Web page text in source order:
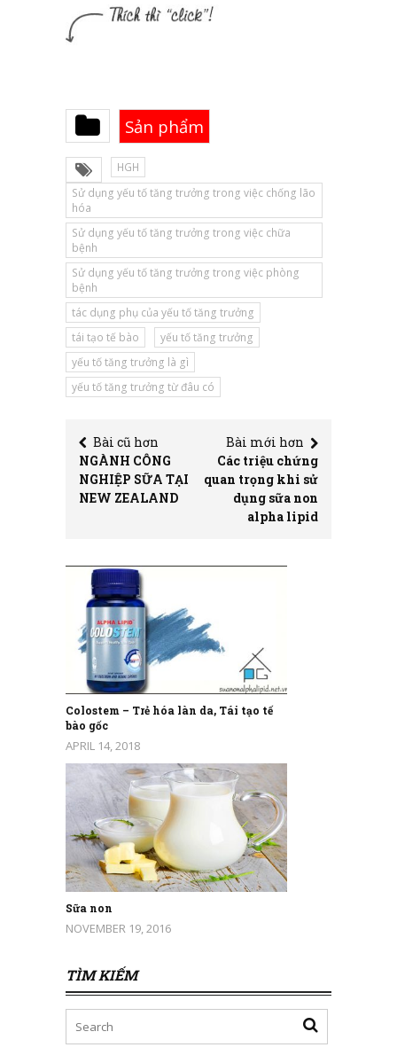
Sản phẩm
HGH
Sử dụng yếu tố tăng trưởng trong việc chống lão
hóa
Sử dụng yếu tố tăng trưởng trong việc chữa
bệnh
Sử dụng yếu tố tăng trưởng trong việc phòng
bệnh
tác dụng phụ của yếu tố tăng trưởng
tái tạo tế bào
yếu tố tăng trưởng
yếu tố tăng trưởng là gì
yếu tố tăng trưởng từ đâu có
Bài cũ hơn
NGÀNH CÔNG
NGHIỆP SỮA TẠI
NEW ZEALAND
Bài mới hơn
Các triệu chứng
quan trọng khi sử
dụng sữa non
alpha lipid
Colostem – Trẻ hóa làn da, Tái tạo tế
bào gốc
APRIL 14, 2018
Sữa non
NOVEMBER 19, 2016
TÌM KIẾM